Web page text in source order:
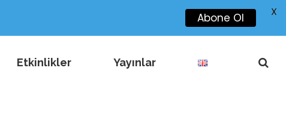
Etkinlikler Yayınlar
Abone Ol X